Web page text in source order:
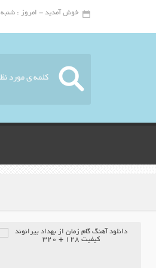
خوش آمدید - امروز : شنبه ۱۷ مرداد ۱۴۰۵